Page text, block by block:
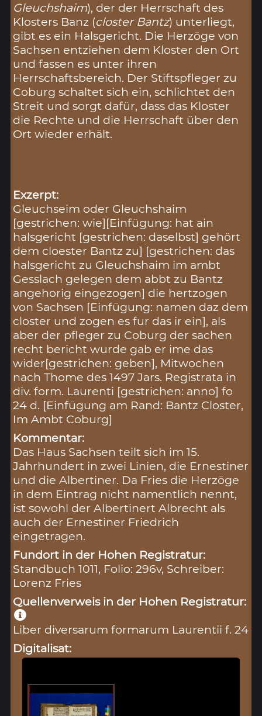
Gleuchshaim), der der Herrschaft des
Klosters Banz (closter Bantz) unterliegt,
gibt es ein Halsgericht. Die Herzöge von
Sachsen entziehen dem Kloster den Ort
und fassen es unter ihren
Herrschaftsbereich. Der Stiftspfleger zu
Coburg schaltet sich ein, schlichtet den
Streit und sorgt dafür, dass das Kloster
die Rechte und die Herrschaft über den
Ort wieder erhält.
Exzerpt:
Gleuchseim oder Gleuchshaim
[gestrichen: wie][Einfügung: hat ain
halsgericht [gestrichen: daselbst] gehört
dem cloester Bantz zu] [gestrichen: das
halsgericht zu Gleuchshaim im ambt
Gesslach gelegen dem abbt zu Bantz
angehorig eingezogen] die hertzogen
von Sachsen [Einfügung: namen daz dem
closter und zogen es fur das ir ein], als
aber der pfleger zu Coburg der sachen
recht bericht wurde gab er ime das
wider[gestrichen: geben], Mitwochen
nach Thome des 1497 Jars. Registrata in
div. form. Laurenti [gestrichen: anno] fo
24 d. [Einfügung am Rand: Bantz Closter,
Im Ambt Coburg]
Kommentar:
Das Haus Sachsen teilt sich im 15.
Jahrhundert in zwei Linien, die Ernestiner
und die Albertiner. Da Fries die Herzöge
in dem Eintrag nicht namentlich nennt,
ist sowohl der Albertinert Albrecht als
auch der Ernestiner Friedrich
eingetragen.
Fundort in der Hohen Registratur:
Standbuch 1011, Folio: 296v, Schreiber:
Lorenz Fries
Quellenverweis in der Hohen Registratur:
Liber diversarum formarum Laurentii f. 24
Digitalisat: